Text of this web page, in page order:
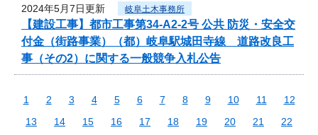
2024年5月7日更新 岐阜土木事務所
【建設工事】都市工事第34-A2-2号 公共 防災・安全交
付金（街路事業）（都）岐阜駅城田寺線 道路改良工
事（その2）に関する一般競争入札公告
1 2 3 4 5 6 7 8 9 10 11
12
13
14 15 16 17 18 19 20 21
22